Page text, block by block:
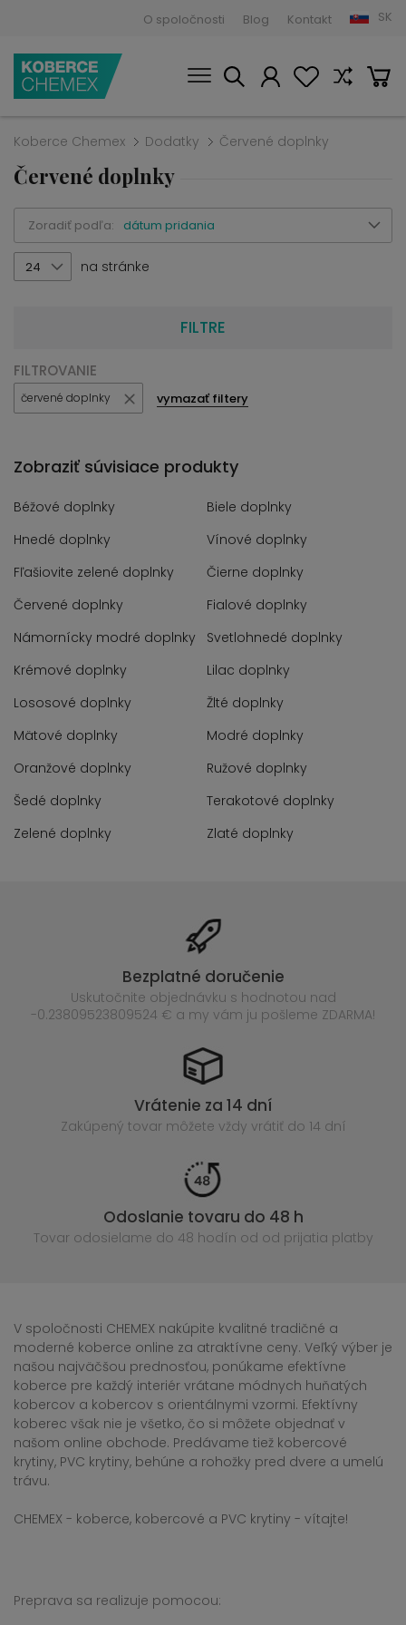
O spoločnosti Blog Kontakt SK
Koberce Chemex Dodatky Červené doplnky
Červené doplnky
Zoradiť podľa: dátum pridania
24 na stránke
FILTRE
FILTROVANIE
červené doplnky vymazať filtery
Zobraziť súvisiace produkty
Béžové doplnky
Biele doplnky
Hnedé doplnky
Vínové doplnky
Fľašiovite zelené doplnky
Čierne doplnky
Červené doplnky
Fialové doplnky
Námornícky modré doplnky
Svetlohnedé doplnky
Krémové doplnky
Lilac doplnky
Lososové doplnky
Žlté doplnky
Mätové doplnky
Modré doplnky
Oranžové doplnky
Ružové doplnky
Šedé doplnky
Terakotové doplnky
Zelené doplnky
Zlaté doplnky
Bezplatné doručenie
Uskutočnite objednávku s hodnotou nad
-0.23809523809524 € a my vám ju pošleme ZDARMA!
Vrátenie za 14 dní
Zakúpený tovar môžete vždy vrátiť do 14 dní
Odoslanie tovaru do 48 h
Tovar odosielame do 48 hodín od od prijatia platby
V spoločnosti CHEMEX nakúpite kvalitné tradičné a
moderné koberce online za atraktívne ceny. Veľký výber je
našou najväčšou prednosťou, ponúkame efektívne
koberce pre každý interiér vrátane módnych huňatých
kobercov a kobercov s orientálnymi vzormi. Efektívny
koberec však nie je všetko, čo si môžete objednať v
našom online obchode. Predávame tiež kobercové
krytiny, PVC krytiny, behúne a rohožky pred dvere a umelú
trávu.
CHEMEX - koberce, kobercové a PVC krytiny - vítajte!
Preprava sa realizuje pomocou: